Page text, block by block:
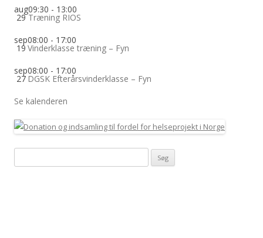
aug
29
09:30 - 13:00
Træning RIOS
sep
19
08:00 - 17:00
Vinderklasse træning – Fyn
sep
27
08:00 - 17:00
DGSK Efterårsvinderklasse – Fyn
Se kalenderen
efter: